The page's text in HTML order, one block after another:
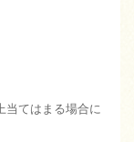
当てはまる場合に